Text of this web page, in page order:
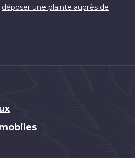
déposer une plainte auprès de